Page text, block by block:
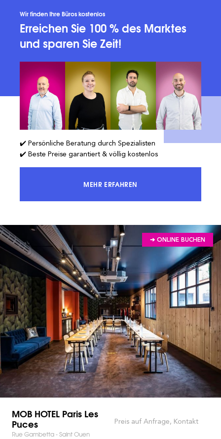
Wir finden Ihre Büros kostenlos
Erreichen Sie 100 % des Marktes
und sparen Sie Zeit!
✔️ Persönliche Beratung durch Spezialisten
✔️ Beste Preise garantiert & völlig kostenlos
MEHR ERFAHRENERREICHEN SIE 100 % DES
➔ ONLINE BUCHEN
MOB HOTEL Paris Les
Puces
Rue Gambetta - Saint Ouen
Preis auf Anfrage, Kontakt